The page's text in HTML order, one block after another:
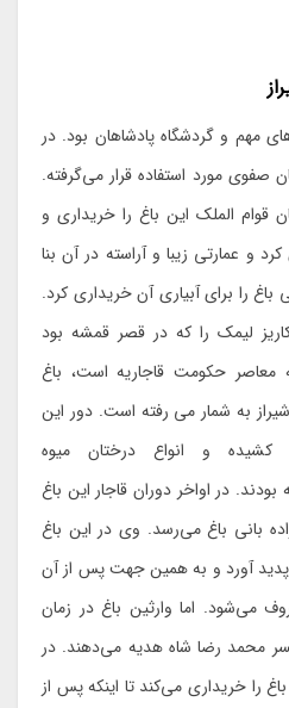
مهم و گردشگاه پادشاهان بود. در
صفوی مورد استفاده قرار می‌گرفته.
قوام الملک این باغ را خریداری و
و عمارتی زیبا و آراسته در آن بنا
باغ را برای آبیاری آن خریداری کرد.
لیمک را که در قصر قمشه بود
معاصر حکومت قاجاریه است، باغ
به شمار می رفته است. دور این
و انواع درختان میوه
در اواخر دوران قاجار این باغ
بانی باغ می‌رسد. وی در این باغ
آورد و به همین جهت پس از آن
می‌شود. اما وارثین باغ در زمان
محمد رضا شاه هدیه می‌دهند. در
این باغ را خریداری می‌کند تا اینکه پس از